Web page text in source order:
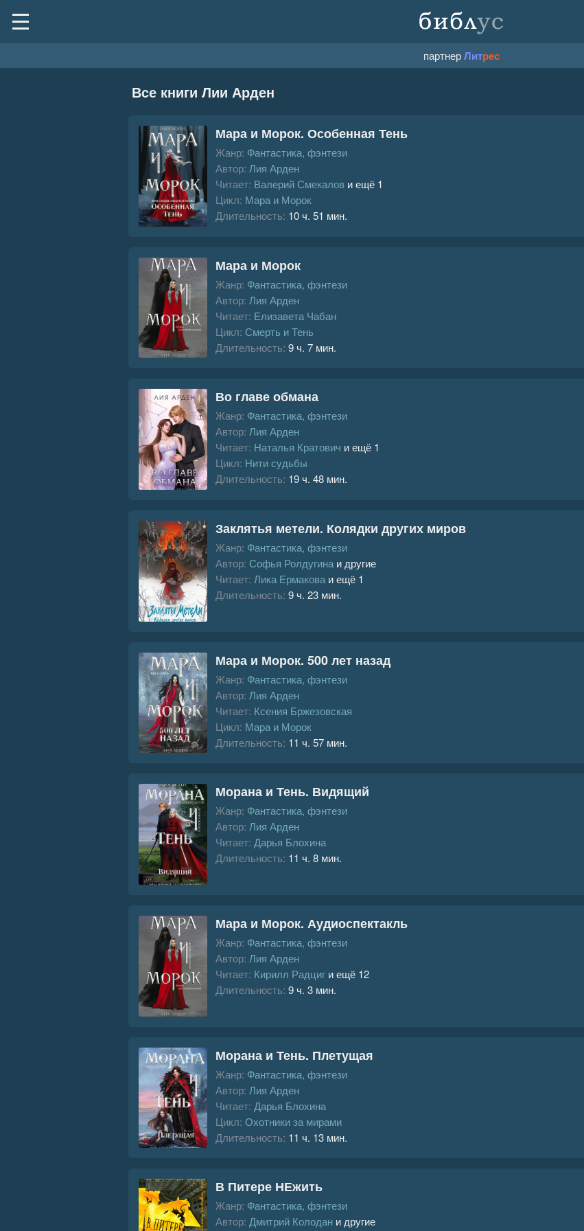
партнерЛитрес
Все книги Лии Арден
Мара и Морок. Особенная Тень
Жанр: Фантастика, фэнтези
Автор: Лия Арден
Читает: Валерий Смекалов и ещё 1
Цикл: Мара и Морок
Длительность: 10 ч. 51 мин.
Мара и Морок
Жанр: Фантастика, фэнтези
Автор: Лия Арден
Читает: Елизавета Чабан
Цикл: Смерть и Тень
Длительность: 9 ч. 7 мин.
Во главе обмана
Жанр: Фантастика, фэнтези
Автор: Лия Арден
Читает: Наталья Кратович и ещё 1
Цикл: Нити судьбы
Длительность: 19 ч. 48 мин.
Заклятья метели. Колядки других миров
Жанр: Фантастика, фэнтези
Автор: Софья Ролдугина и другие
Читает: Лика Ермакова и ещё 1
Длительность: 9 ч. 23 мин.
Мара и Морок. 500 лет назад
Жанр: Фантастика, фэнтези
Автор: Лия Арден
Читает: Ксения Бржезовская
Цикл: Мара и Морок
Длительность: 11 ч. 57 мин.
Морана и Тень. Видящий
Жанр: Фантастика, фэнтези
Автор: Лия Арден
Читает: Дарья Блохина
Длительность: 11 ч. 8 мин.
Мара и Морок. Аудиоспектакль
Жанр: Фантастика, фэнтези
Автор: Лия Арден
Читает: Кирилл Радциг и ещё 12
Длительность: 9 ч. 3 мин.
Морана и Тень. Плетущая
Жанр: Фантастика, фэнтези
Автор: Лия Арден
Читает: Дарья Блохина
Цикл: Охотники за мирами
Длительность: 11 ч. 13 мин.
В Питере НЕжить
Жанр: Фантастика, фэнтези
Автор: Дмитрий Колодан и другие